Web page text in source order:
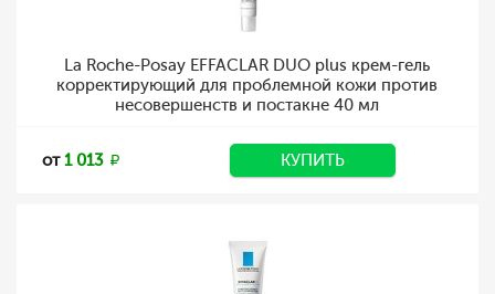
La Roche-Posay EFFACLAR DUO plus крем-гель
корректирующий для проблемной кожи против
несовершенств и постакне 40 мл
от1 013 КУПИТЬ